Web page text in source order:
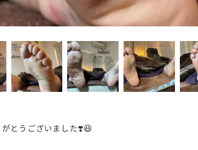
とうございました❣️😆